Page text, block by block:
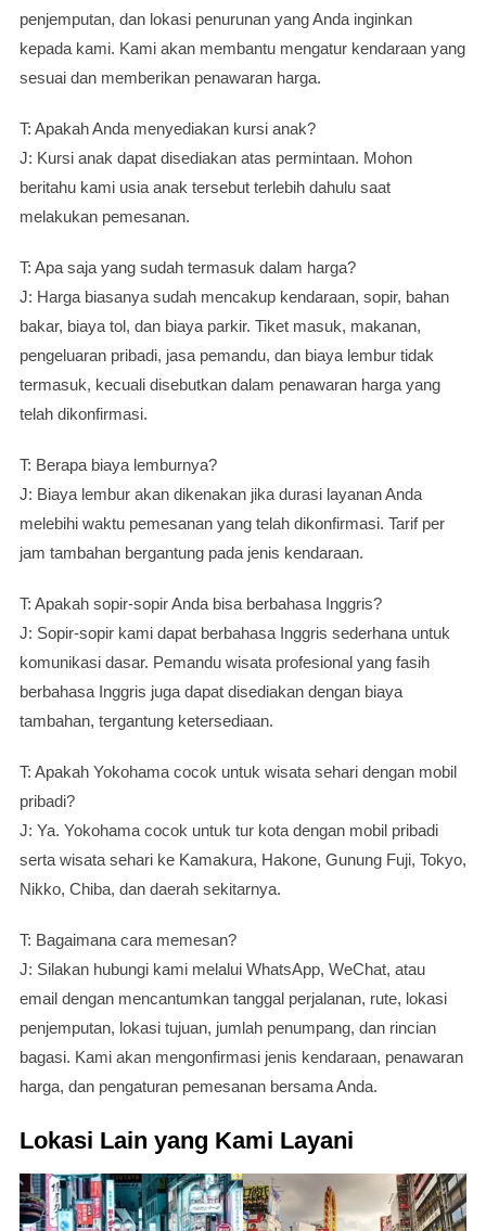
penjemputan, dan lokasi penurunan yang Anda inginkan
kepada kami. Kami akan membantu mengatur kendaraan yang
sesuai dan memberikan penawaran harga.
T: Apakah Anda menyediakan kursi anak?
J: Kursi anak dapat disediakan atas permintaan. Mohon
beritahu kami usia anak tersebut terlebih dahulu saat
melakukan pemesanan.
T: Apa saja yang sudah termasuk dalam harga?
J: Harga biasanya sudah mencakup kendaraan, sopir, bahan
bakar, biaya tol, dan biaya parkir. Tiket masuk, makanan,
pengeluaran pribadi, jasa pemandu, dan biaya lembur tidak
termasuk, kecuali disebutkan dalam penawaran harga yang
telah dikonfirmasi.
T: Berapa biaya lemburnya?
J: Biaya lembur akan dikenakan jika durasi layanan Anda
melebihi waktu pemesanan yang telah dikonfirmasi. Tarif per
jam tambahan bergantung pada jenis kendaraan.
T: Apakah sopir-sopir Anda bisa berbahasa Inggris?
J: Sopir-sopir kami dapat berbahasa Inggris sederhana untuk
komunikasi dasar. Pemandu wisata profesional yang fasih
berbahasa Inggris juga dapat disediakan dengan biaya
tambahan, tergantung ketersediaan.
T: Apakah Yokohama cocok untuk wisata sehari dengan mobil
pribadi?
J: Ya. Yokohama cocok untuk tur kota dengan mobil pribadi
serta wisata sehari ke Kamakura, Hakone, Gunung Fuji, Tokyo,
Nikko, Chiba, dan daerah sekitarnya.
T: Bagaimana cara memesan?
J: Silakan hubungi kami melalui WhatsApp, WeChat, atau
email dengan mencantumkan tanggal perjalanan, rute, lokasi
penjemputan, lokasi tujuan, jumlah penumpang, dan rincian
bagasi. Kami akan mengonfirmasi jenis kendaraan, penawaran
harga, dan pengaturan pemesanan bersama Anda.
Lokasi Lain yang Kami Layani